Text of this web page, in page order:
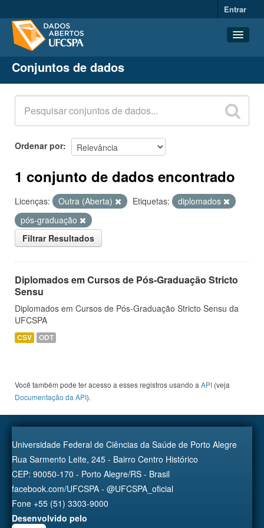
Entrar
Conjuntos de dados
Organizações
Grupos
Sobre
Conjuntos de dados
Ordenar por
1 conjunto de dados encontrado
Licenças: Outra (Aberta) Etiquetas:
diplomados
pós-graduação
Filtrar Resultados
Diplomados em Cursos de Pós-Graduação Stricto
Sensu
Diplomados em Cursos de Pós-Graduação Stricto Sensu da
UFCSPA
CSV ODT
Você também pode ter acesso a esses registros usando a API (veja
Documentação da API).
Universidade Federal de Ciências da Saúde de Porto Alegre
Rua Sarmento Leite, 245 - Bairro Centro Histórico
CEP: 90050-170 - Porto Alegre/RS - Brasil
facebook.com/UFCSPA - @UFCSPA_oficial
Fone +55 (51) 3303-9000
Desenvolvido pelo